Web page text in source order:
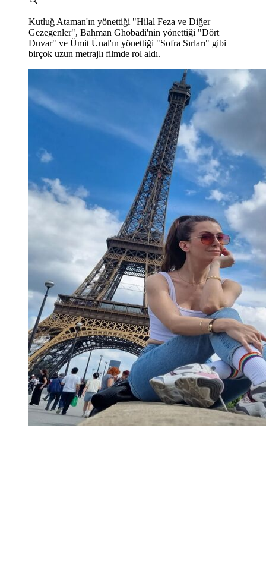
Kutluğ Ataman'ın yönettiği "Hilal Feza ve Diğer
Gezegenler", Bahman Ghobadi'nin yönettiği "Dört
Duvar" ve Ümit Ünal'ın yönettiği "Sofra Sırları" gibi
birçok uzun metrajlı filmde rol aldı.